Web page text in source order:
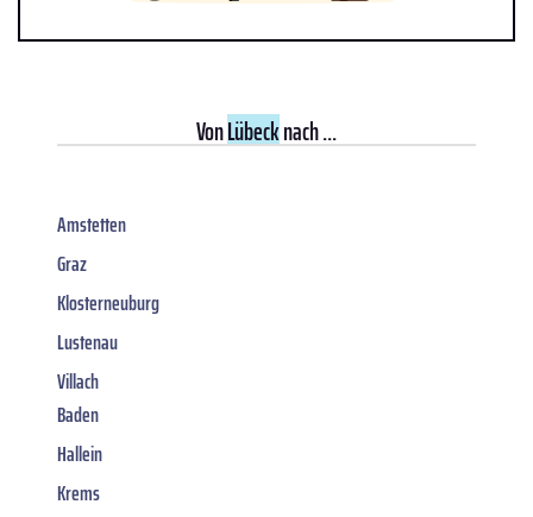
VonLübecknach ...
Amstetten
Graz
Klosterneuburg
Lustenau
Villach
Baden
Hallein
Krems